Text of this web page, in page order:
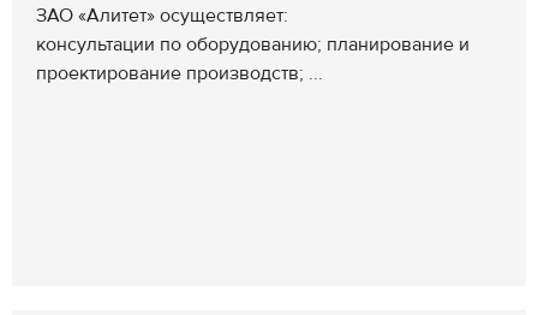
ЗАО «Алитет» осуществляет:
консультации по оборудованию; планирование и
проектирование производств; ...